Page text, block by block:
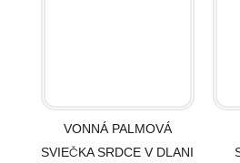
VONNÁ PALMOVÁ
SVIEČKA SRDCE V DLANI